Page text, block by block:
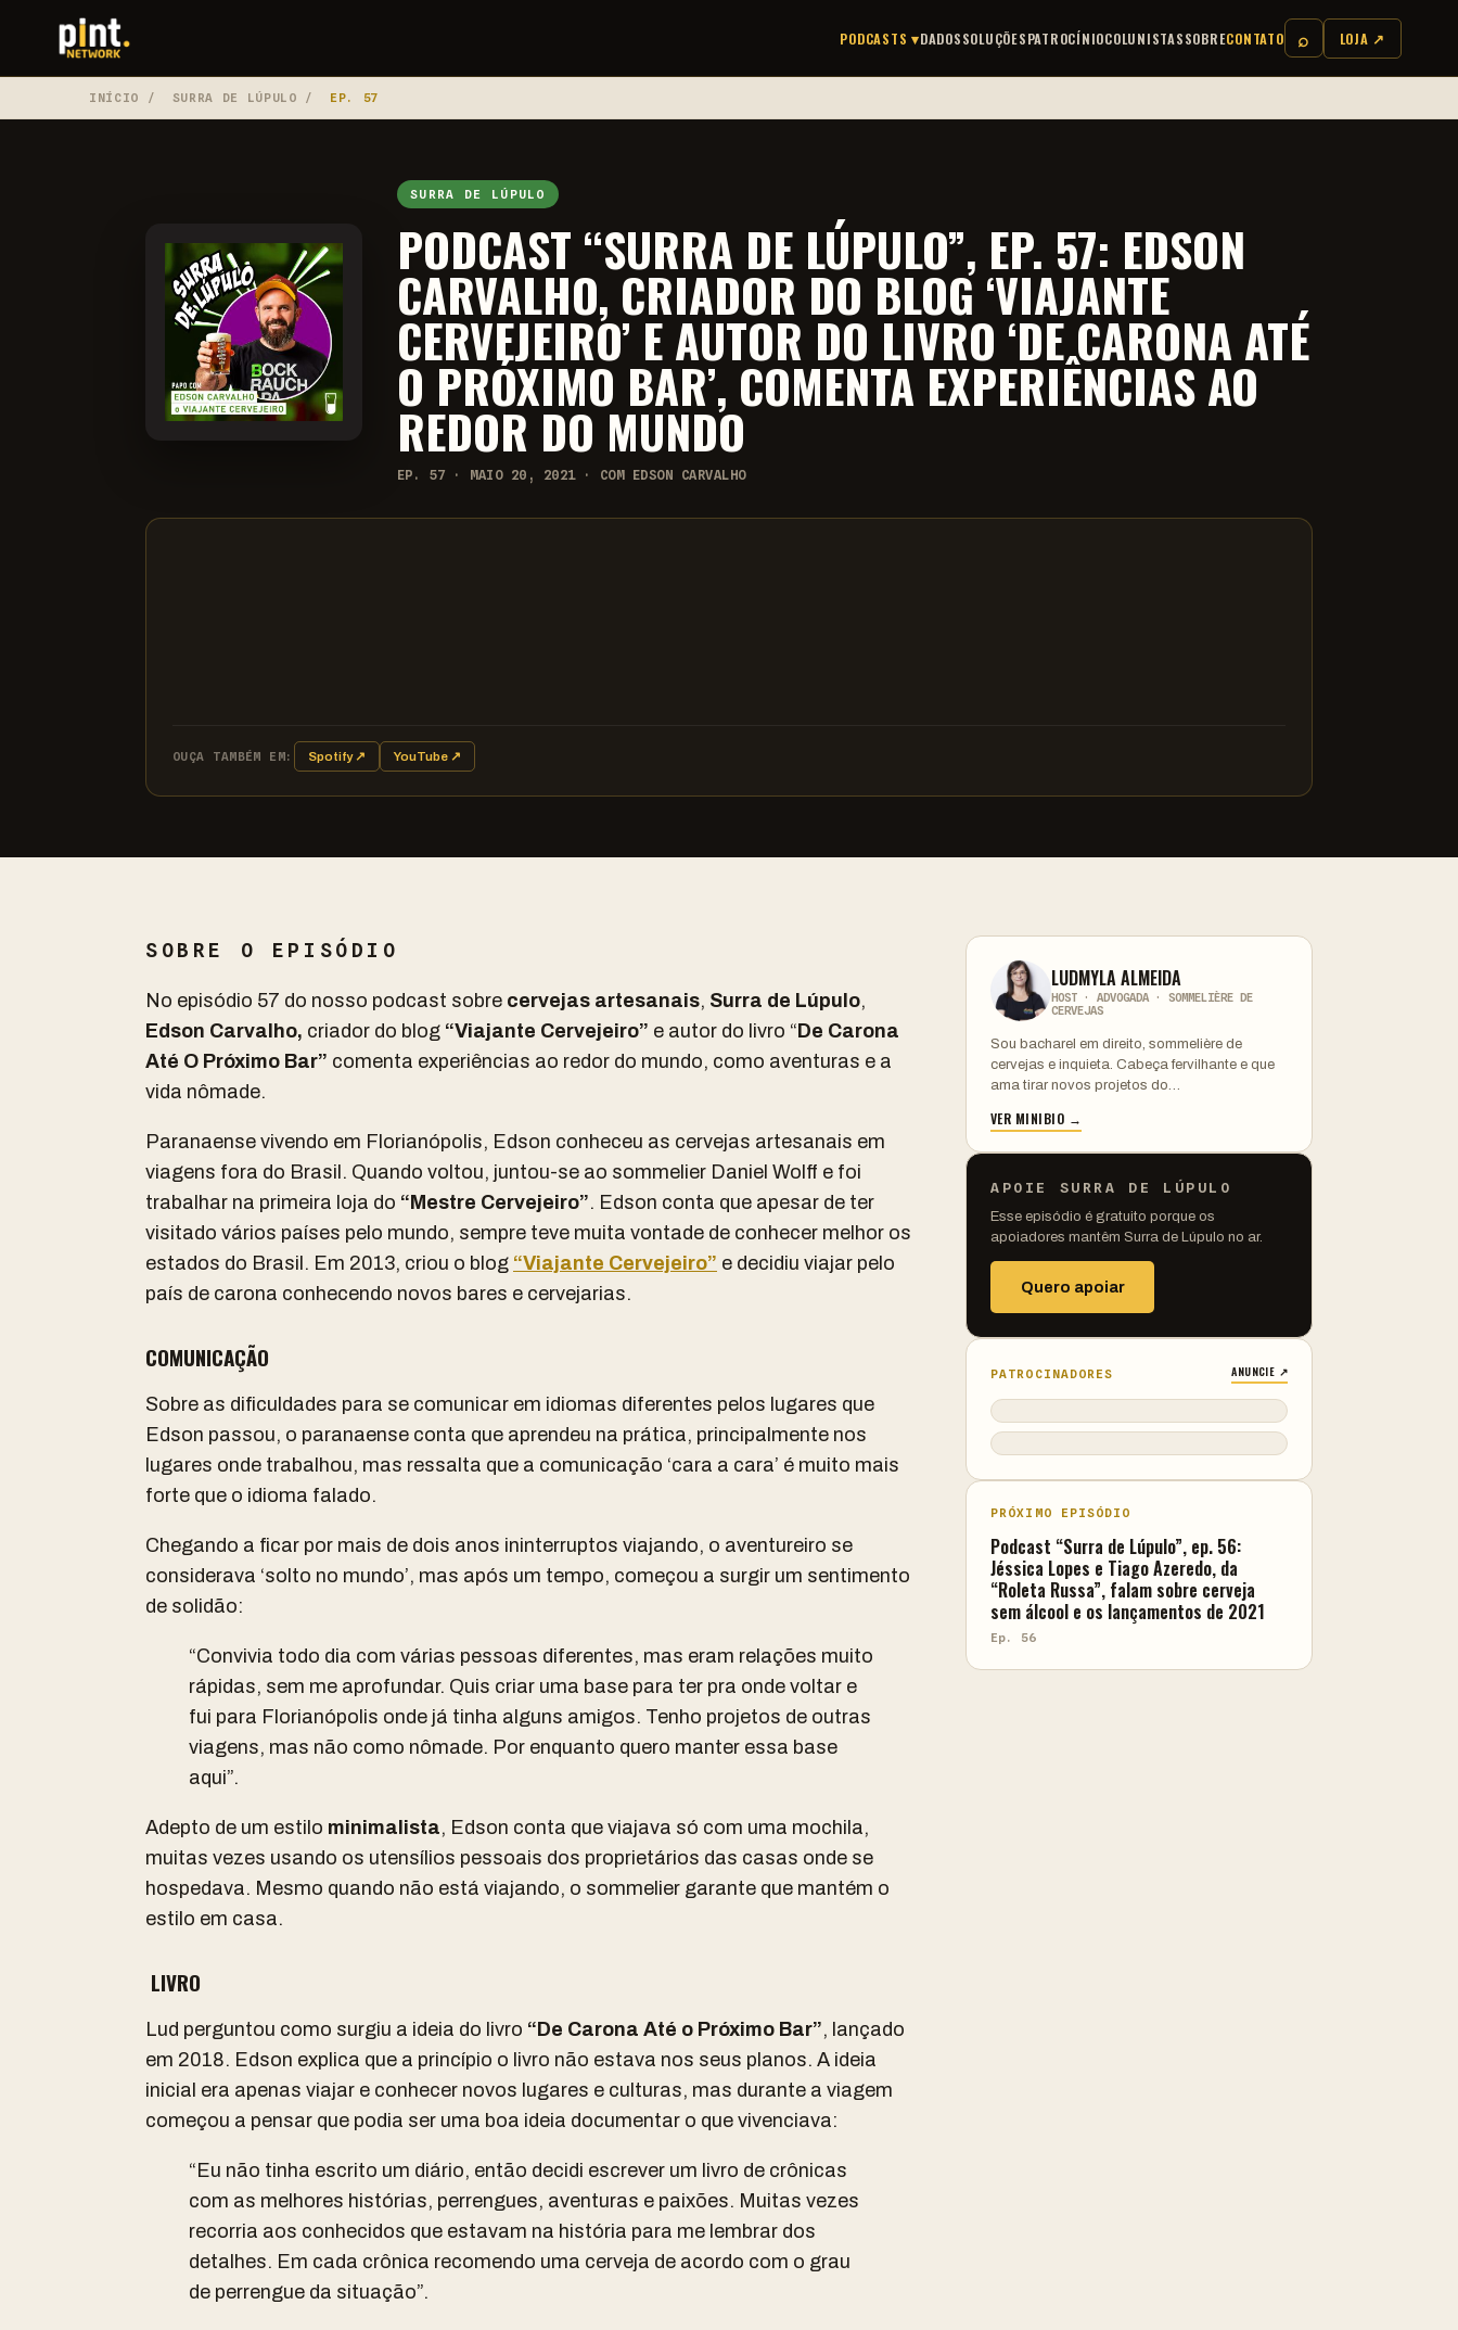
PODCASTS ▾DADOSSOLUÇÕESPATROCÍNIOCOLUNISTASSOBRECONTATO ⌕ LOJA ↗
INÍCIO / SURRA DE LÚPULO / EP. 57
SURRA DE LÚPULO
PODCAST “SURRA DE LÚPULO”, EP. 57: EDSON
CARVALHO, CRIADOR DO BLOG ‘VIAJANTE
CERVEJEIRO’ E AUTOR DO LIVRO ‘DE CARONA ATÉ
O PRÓXIMO BAR’, COMENTA EXPERIÊNCIAS AO
REDOR DO MUNDO
EP. 57 · MAIO 20, 2021 · COM EDSON CARVALHO
OUÇA TAMBÉM EM: Spotify ↗ YouTube ↗
SOBRE O EPISÓDIO
No episódio 57 do nosso podcast sobre cervejas artesanais, Surra de Lúpulo,
Edson Carvalho, criador do blog “Viajante Cervejeiro” e autor do livro “ De Carona
Até O Próximo Bar” comenta experiências ao redor do mundo, como aventuras e a
vida nômade.
Paranaense vivendo em Florianópolis, Edson conheceu as cervejas artesanais em
viagens fora do Brasil. Quando voltou, juntou-se ao sommelier Daniel Wolff e foi
trabalhar na primeira loja do “Mestre Cervejeiro”. Edson conta que apesar de ter
visitado vários países pelo mundo, sempre teve muita vontade de conhecer melhor os
estados do Brasil. Em 2013, criou o blog “Viajante Cervejeiro” e decidiu viajar pelo
país de carona conhecendo novos bares e cervejarias.
COMUNICAÇÃO
Sobre as dificuldades para se comunicar em idiomas diferentes pelos lugares que
Edson passou, o paranaense conta que aprendeu na prática, principalmente nos
lugares onde trabalhou, mas ressalta que a comunicação ‘cara a cara’ é muito mais
forte que o idioma falado.
Chegando a ficar por mais de dois anos ininterruptos viajando, o aventureiro se
considerava ‘solto no mundo’, mas após um tempo, começou a surgir um sentimento
de solidão:
“Convivia todo dia com várias pessoas diferentes, mas eram relações muito
rápidas, sem me aprofundar. Quis criar uma base para ter pra onde voltar e
fui para Florianópolis onde já tinha alguns amigos. Tenho projetos de outras
viagens, mas não como nômade. Por enquanto quero manter essa base
aqui”.
Adepto de um estilo minimalista, Edson conta que viajava só com uma mochila,
muitas vezes usando os utensílios pessoais dos proprietários das casas onde se
hospedava. Mesmo quando não está viajando, o sommelier garante que mantém o
estilo em casa.
LIVRO
Lud perguntou como surgiu a ideia do livro “De Carona Até o Próximo Bar”, lançado
em 2018. Edson explica que a princípio o livro não estava nos seus planos. A ideia
inicial era apenas viajar e conhecer novos lugares e culturas, mas durante a viagem
começou a pensar que podia ser uma boa ideia documentar o que vivenciava:
“Eu não tinha escrito um diário, então decidi escrever um livro de crônicas
com as melhores histórias, perrengues, aventuras e paixões. Muitas vezes
recorria aos conhecidos que estavam na história para me lembrar dos
detalhes. Em cada crônica recomendo uma cerveja de acordo com o grau
de perrengue da situação”.
LUDMYLA ALMEIDA
HOST · ADVOGADA · SOMMELIÈRE DE
CERVEJAS
Sou bacharel em direito, sommelière de
cervejas e inquieta. Cabeça fervilhante e que
ama tirar novos projetos do…
VER MINIBIO →
APOIE SURRA DE LÚPULO
Esse episódio é gratuito porque os
apoiadores mantêm Surra de Lúpulo no ar.
Quero apoiar
PATROCINADORES ANUNCIE ↗
PRÓXIMO EPISÓDIO
Podcast “Surra de Lúpulo”, ep. 56:
Jéssica Lopes e Tiago Azeredo, da
“Roleta Russa”, falam sobre cerveja
sem álcool e os lançamentos de 2021
Ep. 56